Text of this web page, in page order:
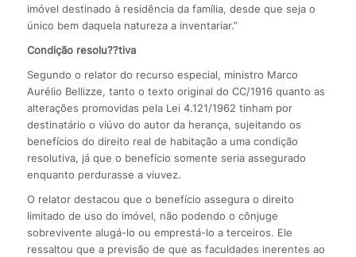
imóvel destinado à residência da família, desde que seja o
único bem daquela natureza a inventariar.”
Condição resolu??tiva
Segundo o relator do recurso especial, ministro Marco
Aurélio Bellizze, tanto o texto original do CC/1916 quanto as
alterações promovidas pela Lei 4.121/1962 tinham por
destinatário o viúvo do autor da herança, sujeitando os
benefícios do direito real de habitação a uma condição
resolutiva, já que o benefício somente seria assegurado
enquanto perdurasse a viuvez.
O relator destacou que o benefício assegura o direito
limitado de uso do imóvel, não podendo o cônjuge
sobrevivente alugá-lo ou emprestá-lo a terceiros. Ele
ressaltou que a previsão de que as faculdades inerentes ao